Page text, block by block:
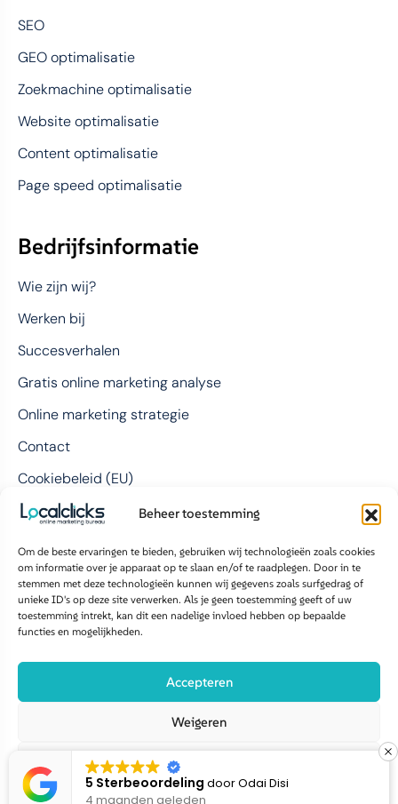
Beheer toestemming
Om de beste ervaringen te bieden, gebruiken wij technologieën zoals cookies
om informatie over je apparaat op te slaan en/of te raadplegen. Door in te
stemmen met deze technologieën kunnen wij gegevens zoals surfgedrag of
unieke ID's op deze site verwerken. Als je geen toestemming geeft of uw
toestemming intrekt, kan dit een nadelige invloed hebben op bepaalde
functies en mogelijkheden.
Accepteren
Weigeren
Bekijk voorkeuren
SEO
GEO optimalisatie
Zoekmachine optimalisatie
Website optimalisatie
Content optimalisatie
Page speed optimalisatie
Bedrijfsinformatie
Wie zijn wij?
Werken bij
Succesverhalen
Gratis online marketing analyse
Online marketing strategie
Contact
Cookiebeleid (EU)
LocalClicks BV
Bolderweg 1
1332 AX Almere
info@localclicks.nl
Copyright 2026 Localclicks | All
Disclaimer &
5 Sterbeoordeling doorOdai Disi
4 maanden geleden